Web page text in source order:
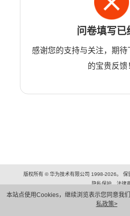
本站点使用Cookies，继续浏览表示您同意我
私政策>
问卷填写已
感谢您的支持与关注，期待
的宝贵反馈
版权所有 © 华为技术有限公司 1998-2026。
隐私保护
法律